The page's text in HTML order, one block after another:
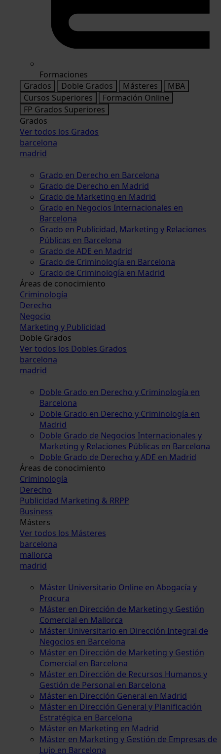
Formaciones
Grados
Doble Grados Másteres
MBA
Cursos Superiores
Formación Online
FP Grados Superiores
Grados
Ver todos los Grados
barcelona
madrid
Grado en Derecho en Barcelona
Grado de Derecho en Madrid
Grado de Marketing en Madrid
Grado en Negocios Internacionales en
Barcelona
Grado en Publicidad, Marketing y Relaciones
Públicas en Barcelona
Grado de ADE en Madrid
Grado de Criminología en Barcelona
Grado de Criminología en Madrid
Áreas de conocimiento
Criminología
Derecho
Negocio
Marketing y Publicidad
Doble Grados
Ver todos los Dobles Grados
barcelona
madrid
Doble Grado en Derecho y Criminología en
Barcelona
Doble Grado en Derecho y Criminología en
Madrid
Doble Grado de Negocios Internacionales y
Marketing y Relaciones Públicas en Barcelona
Doble Grado de Derecho y ADE en Madrid
Áreas de conocimiento
Criminología
Derecho
Publicidad Marketing & RRPP
Business
Másters
Ver todos los Másteres
barcelona
mallorca
madrid
Máster Universitario Online en Abogacía y
Procura
Máster en Dirección de Marketing y Gestión
Comercial en Mallorca
Máster Universitario en Dirección Integral de
Negocios en Barcelona
Máster en Dirección de Marketing y Gestión
Comercial en Barcelona
Máster en Dirección de Recursos Humanos y
Gestión de Personal en Barcelona
Máster en Dirección General en Madrid
Máster en Dirección General y Planificación
Estratégica en Barcelona
Máster en Marketing en Madrid
Máster en Marketing y Gestión de Empresas de
Lujo en Barcelona